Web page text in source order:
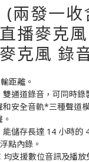
兩發一收
播麥克
克風 錄
距離。
通道錄音，可同時錄
安全音軌*三種聲道
能儲存長達 14 小時的
點內錄。
均支援數位音訊及播